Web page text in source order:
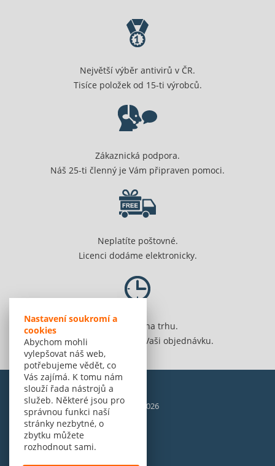
Nastavení soukromí a
cookies
Abychom mohli
vylepšovat náš web,
potřebujeme vědět, co
Vás zajímá. K tomu nám
slouží řada nástrojů a
služeb. Některé jsou pro
správnou funkci naší
stránky nezbytné, o
zbytku můžete
rozhodnout sami.
Největší výběr antivirů v ČR.
Tisíce položek od 15-ti výrobců.
Zákaznická podpora.
Náš 25-ti členný je Vám připraven pomoci.
Neplatíte poštovné.
Licenci dodáme elektronicky.
Jsme 20 let na trhu.
Spolehlivě vyřídíme Vaši objednávku.
© Amenit Software Solutions, 1998 - 2026
Powered bynopCommerce